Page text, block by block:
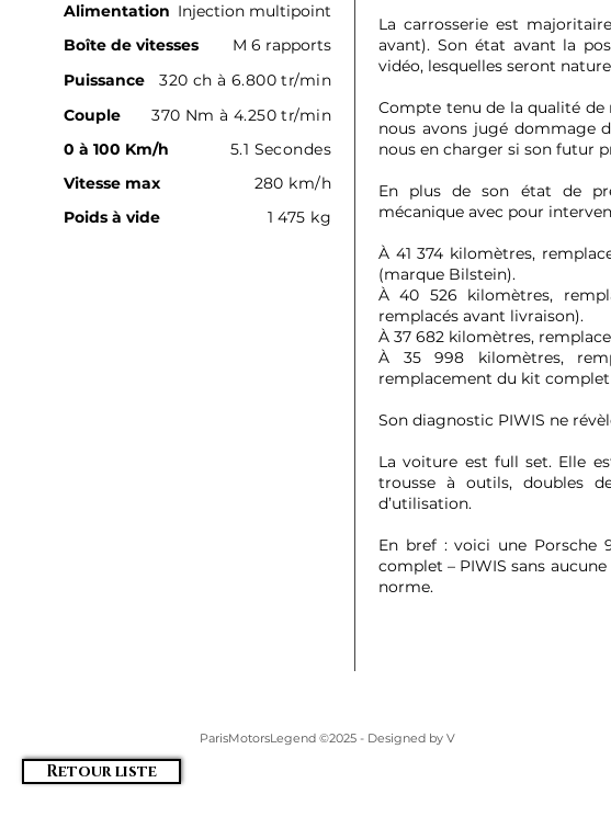
Alimentation Injection multipoint
Boîte de vitesses
M 6 rapports
Puissance
320 ch à 6.800 tr/min
Couple
370 Nm à 4.250 tr/min
0 à 100 Km/h
5.1 Secondes
Vitesse max
280 km/h
Poids à vide
1 475 kg
La carrosserie est
avant). Son état avant la
vidéo, lesquelles seront
Compte tenu de la qualité de
nous avons jugé dommage
nous en charger si son futur
En plus de son état de
mécanique avec pour
À 41 374 kilomètres,
(marque Bilstein).
À 40 526 kilomètres,
remplacés avant livraison).
À 37 682 kilomètres,
À 35 998 kilomètres,
remplacement du kit complet
Son diagnostic PIWIS ne
La voiture est full set. Elle
trousse à outils, doubles
d’utilisation.
En bref : voici une Porsche
complet – PIWIS sans
norme.
Retour liste
ParisMotorsLegend ©2025 - Designed by V